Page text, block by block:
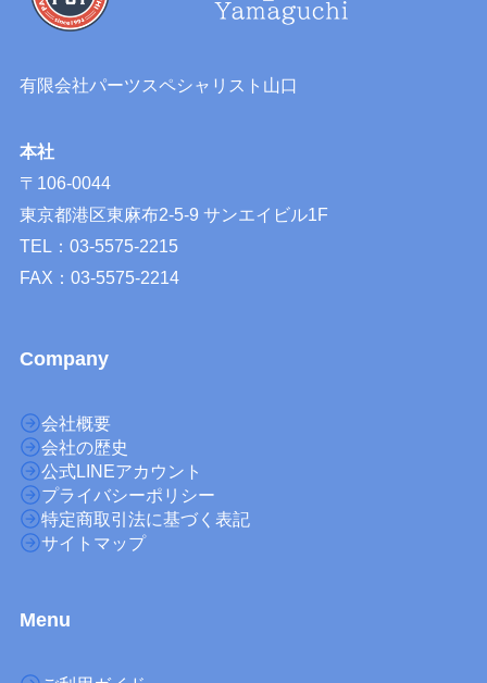
有限会社パーツスペシャリスト山口
本社
〒106-0044
東京都港区東麻布2-5-9 サンエイビル1F
TEL：03-5575-2215
FAX：03-5575-2214
Company
会社概要
会社の歴史
公式LINEアカウント
プライバシーポリシー
特定商取引法に基づく表記
サイトマップ
Menu